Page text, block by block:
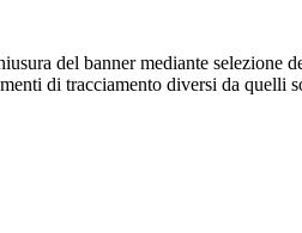
del banner mediante
di tracciamento diversi da quelli